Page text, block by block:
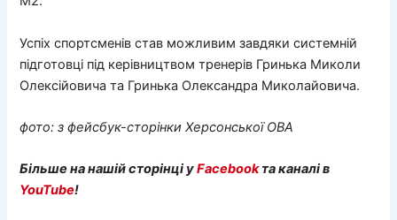
Успіх спортсменів став можливим завдяки системній
підготовці під керівництвом тренерів Гринька Миколи
Олексійовича та Гринька Олександра Миколайовича.
фото: з фейсбук-сторінки Херсонської ОВА
Більше на нашій сторінці уFacebookта каналі в
YouTube!